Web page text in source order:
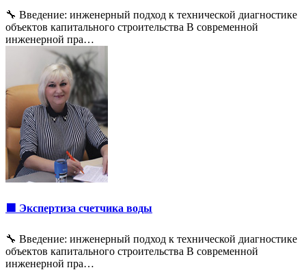
🔧 Введение: инженерный подход к технической диагностике
объектов капитального строительства В современной
инженерной пра…
🟩 Экспертиза счетчика воды
🔧 Введение: инженерный подход к технической диагностике
объектов капитального строительства В современной
инженерной пра…